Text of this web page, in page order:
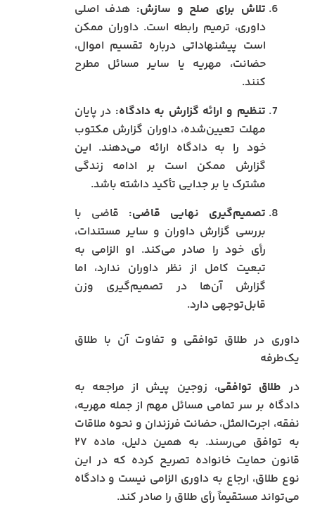
تلاش برای صلح و سازش: هدف اصلی
داوری، ترمیم رابطه است. داوران ممکن
است پیشنهاداتی درباره تقسیم اموال،
حضانت، مهریه یا سایر مسائل مطرح
کنند.
تنظیم و ارائه گزارش به دادگاه: در پایان
مهلت تعیین‌شده، داوران گزارش مکتوب
خود را به دادگاه ارائه می‌دهند. این
گزارش ممکن است بر ادامه زندگی
مشترک یا بر جدایی تأکید داشته باشد.
تصمیم‌گیری نهایی قاضی: قاضی با
بررسی گزارش داوران و سایر مستندات،
رأی خود را صادر می‌کند. او الزامی به
تبعیت کامل از نظر داوران ندارد، اما
گزارش آن‌ها در تصمیم‌گیری وزن
قابل‌توجهی دارد.
داوری در طلاق توافقی و تفاوت آن با طلاق
یک‌طرفه
در طلاق توافقی، زوجین پیش از مراجعه به
دادگاه بر سر تمامی مسائل مهم از جمله مهریه،
نفقه، اجرت‌المثل، حضانت فرزندان و نحوه ملاقات
به توافق می‌رسند. به همین دلیل، ماده ۲۷
قانون حمایت خانواده تصریح کرده که در این
نوع طلاق، ارجاع به داوری الزامی نیست و دادگاه
می‌تواند مستقیماً رأی طلاق را صادر کند.